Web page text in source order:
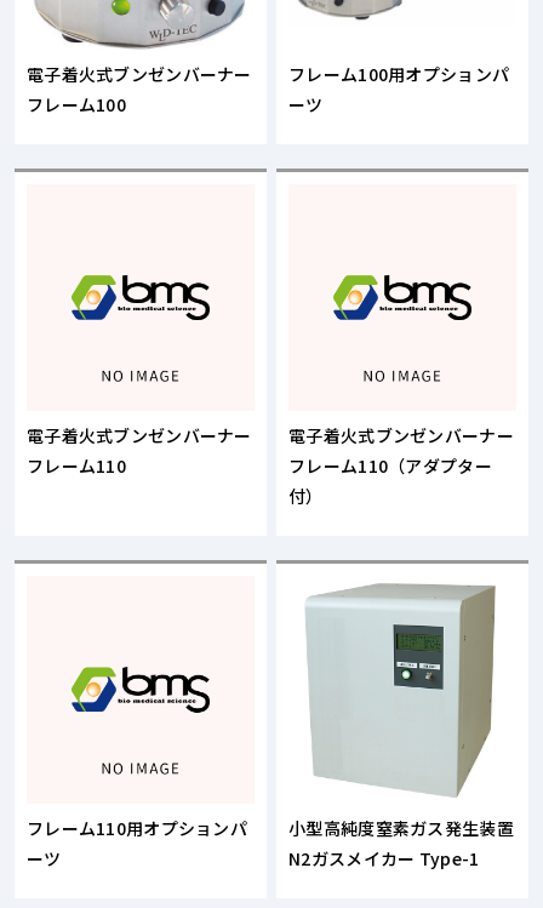
電子着火式ブンゼンバーナー
フレーム100
フレーム100用オプションパ
ーツ
電子着火式ブンゼンバーナー
フレーム110
電子着火式ブンゼンバーナー
フレーム110（アダプター
付）
フレーム110用オプションパ
ーツ
小型高純度窒素ガス発生装置
N2ガスメイカー Type-1